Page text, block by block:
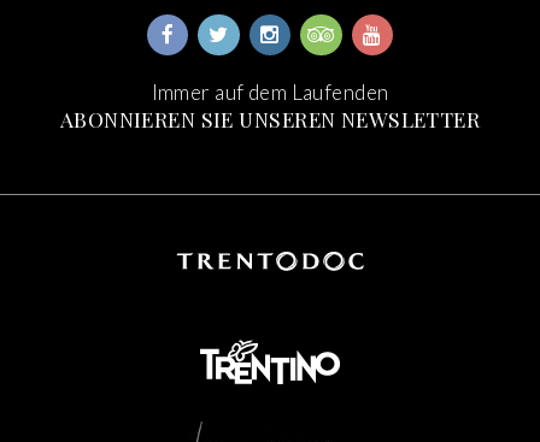
Immer auf dem Laufenden
ABONNIEREN SIE UNSEREN NEWSLETTER